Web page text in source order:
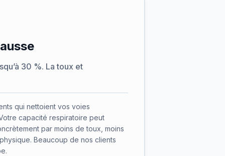
30 %. La toux et
qui nettoient vos voies
capacité respiratoire peut
par moins de toux, moins
Beaucoup de nos clients